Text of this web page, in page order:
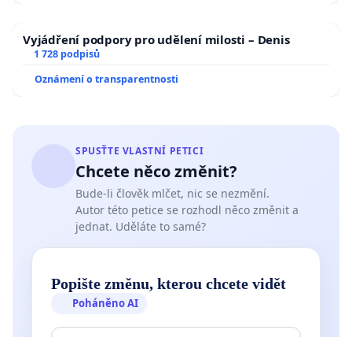
Vyjádření podpory pro udělení milosti – Denis
1 728 podpisů
Oznámení o transparentnosti
SPUSŤTE VLASTNÍ PETICI
Chcete něco změnit?
Bude-li člověk mlčet, nic se nezmění.
Autor této petice se rozhodl něco změnit a
jednat. Uděláte to samé?
Popište změnu, kterou chcete vidět
Poháněno AI